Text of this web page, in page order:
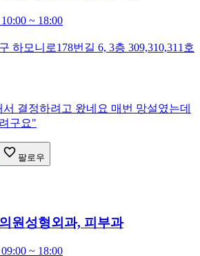
~ 18:00
하모니로178번길 6, 3층 309,310,311호
결정하려고 왔네요 매번 망설였는데
구요"
팔로우
원 성형외과, 피부과
~ 18:00